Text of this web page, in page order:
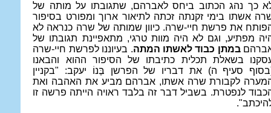
כך נהג הכתוב ביחס לאברהם, שתגובתו על מותה של
אשתו בימי זקנתה זכתה לתיאור ארוך ומפורט בסיפור
את פרשת חיי-שרה. כיוון שמותה של שרה כנראה לא
מפתיע, וגם לא היה מוות טרגי, מתאפיינת תגובתו של
במתן כבוד לאשתו המתה. בעיוננו לפרשת חיי-שרה
בשאלת תכלית כתיבתו של הסיפור ההוא והבאנו
סעיף ה) את דבריו של הפרשן בֶּנוֹ יעקב: "בקניין
לקבורת שרה אשתו, אברהם מביע את האהבה ואת
לנפטרת. בשביל דבר זה בלבד ראויה הייתה פרשה זו